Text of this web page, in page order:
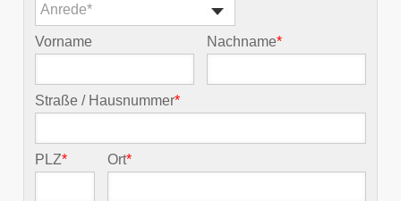
Anrede*
Vorname Nachname*
Straße / Hausnummer*
PLZ* Ort*